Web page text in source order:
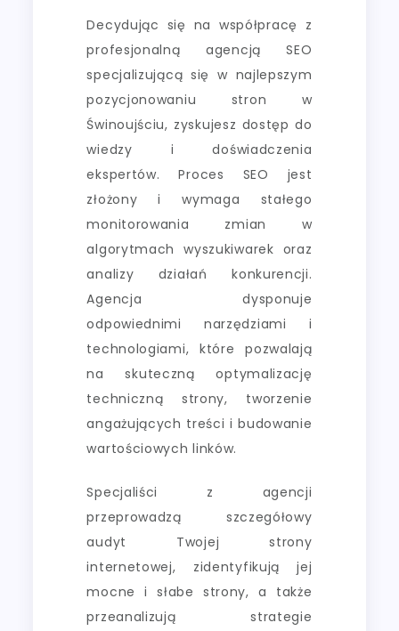
Decydując się na współpracę z
profesjonalną agencją SEO
specjalizującą się w najlepszym
pozycjonowaniu stron w
Świnoujściu, zyskujesz dostęp do
wiedzy i doświadczenia
ekspertów. Proces SEO jest
złożony i wymaga stałego
monitorowania zmian w
algorytmach wyszukiwarek oraz
analizy działań konkurencji.
Agencja dysponuje
odpowiednimi narzędziami i
technologiami, które pozwalają
na skuteczną optymalizację
techniczną strony, tworzenie
angażujących treści i budowanie
wartościowych linków.
Specjaliści z agencji
przeprowadzą szczegółowy
audyt Twojej strony
internetowej, zidentyfikują jej
mocne i słabe strony, a także
przeanalizują strategie